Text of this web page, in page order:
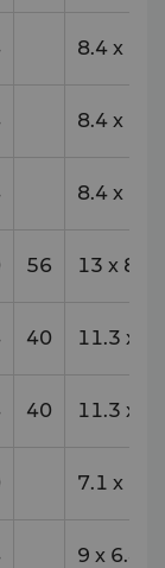
8.4 x
8.4 x
8.4 x
56 13 x 8.6
40 11.3 x
40 11.3 x
7.1 x
9 x 6.4